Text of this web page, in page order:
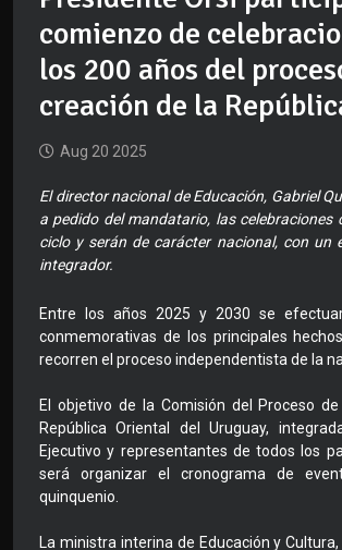
comienzo de
los 200 años del
creación de la
Aug 20 2025
El director nacional de Educación, Gabriel
a pedido del mandatario, las celebraciones
ciclo y serán de carácter nacional, con un
integrador.
Entre los años 2025 y 2030 se
conmemorativas de los principales
recorren el proceso independentista de la
El objetivo de la Comisión del Proceso
República Oriental del Uruguay,
Ejecutivo y representantes de todos los
será organizar el cronograma de
quinquenio.
La ministra interina de Educación y Cultura,